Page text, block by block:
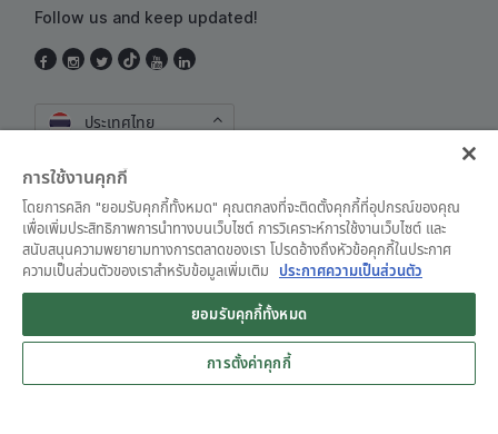
Follow us and keep updated!
ประเทศไทย
ข้อตกลงและเงื่อนไขการใช้งาน •
© Grab 2010 - 2026
Grab for Android
Open App
การใช้งานคุกกี้
โดยการคลิก "ยอมรับคุกกี้ทั้งหมด" คุณตกลงที่จะติดตั้งคุกกี้ที่อุปกรณ์ของคุณ
เพื่อเพิ่มประสิทธิภาพการนำทางบนเว็บไซต์ การวิเคราะห์การใช้งานเว็บไซต์ และ
สนับสนุนความพยายามทางการตลาดของเรา โปรดอ้างถึงหัวข้อคุกกี้ในประกาศ
ความเป็นส่วนตัวของเราสำหรับข้อมูลเพิ่มเติม
ประกาศความเป็นส่วนตัว
ยอมรับคุกกี้ทั้งหมด
การตั้งค่าคุกกี้